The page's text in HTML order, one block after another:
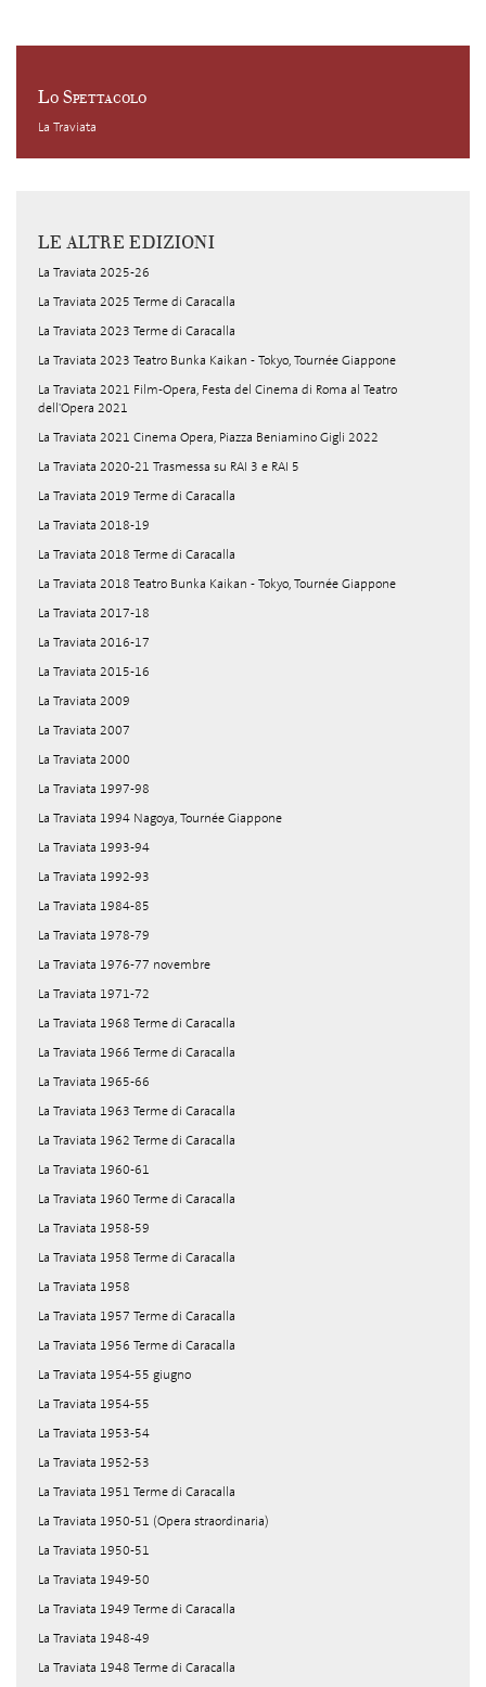
Lo Spettacolo
La Traviata
LE ALTRE EDIZIONI
La Traviata 2025-26
La Traviata 2025 Terme di Caracalla
La Traviata 2023 Terme di Caracalla
La Traviata 2023 Teatro Bunka Kaikan - Tokyo, Tournée Giappone
La Traviata 2021 Film-Opera, Festa del Cinema di Roma al Teatro
dell'Opera 2021
La Traviata 2021 Cinema Opera, Piazza Beniamino Gigli 2022
La Traviata 2020-21 Trasmessa su RAI 3 e RAI 5
La Traviata 2019 Terme di Caracalla
La Traviata 2018-19
La Traviata 2018 Terme di Caracalla
La Traviata 2018 Teatro Bunka Kaikan - Tokyo, Tournée Giappone
La Traviata 2017-18
La Traviata 2016-17
La Traviata 2015-16
La Traviata 2009
La Traviata 2007
La Traviata 2000
La Traviata 1997-98
La Traviata 1994 Nagoya, Tournée Giappone
La Traviata 1993-94
La Traviata 1992-93
La Traviata 1984-85
La Traviata 1978-79
La Traviata 1976-77 novembre
La Traviata 1971-72
La Traviata 1968 Terme di Caracalla
La Traviata 1966 Terme di Caracalla
La Traviata 1965-66
La Traviata 1963 Terme di Caracalla
La Traviata 1962 Terme di Caracalla
La Traviata 1960-61
La Traviata 1960 Terme di Caracalla
La Traviata 1958-59
La Traviata 1958 Terme di Caracalla
La Traviata 1958
La Traviata 1957 Terme di Caracalla
La Traviata 1956 Terme di Caracalla
La Traviata 1954-55 giugno
La Traviata 1954-55
La Traviata 1953-54
La Traviata 1952-53
La Traviata 1951 Terme di Caracalla
La Traviata 1950-51 (Opera straordinaria)
La Traviata 1950-51
La Traviata 1949-50
La Traviata 1949 Terme di Caracalla
La Traviata 1948-49
La Traviata 1948 Terme di Caracalla